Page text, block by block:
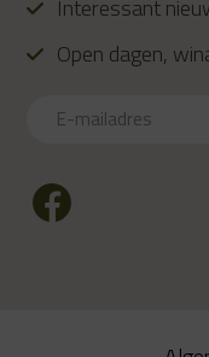
Interessant
Open dagen,